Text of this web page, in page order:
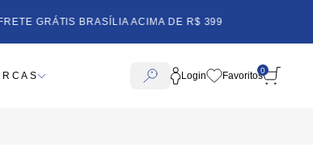
GRÁTIS BRASÍLIA ACIMA DE R$ 399
Login 0